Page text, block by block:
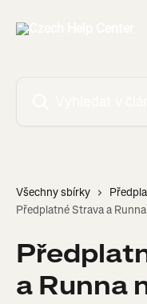
Všechny sbírky
Předplatné Strava a
a Runna